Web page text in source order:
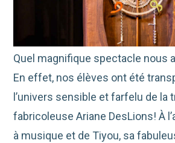
Quel magnifique spectacle nous
En effet, nos élèves ont été
l’univers sensible et farfelu de la
fabricoleuse Ariane DesLions! À
à musique et de Tiyou, sa